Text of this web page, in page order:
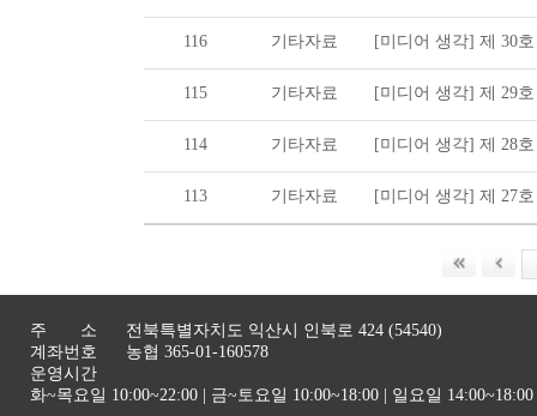
116 기타자료 [미디어 생각] 제 30호
115 기타자료 [미디어 생각] 제 29호
114 기타자료 [미디어 생각] 제 28호
113 기타자료 [미디어 생각] 제 27호
주 소
전북특별자치도 익산시 인북로 424 (54540)
계좌번호
농협 365-01-160578
운영시간
화~목요일 10:00~22:00 | 금~토요일 10:00~18:00 | 일요일